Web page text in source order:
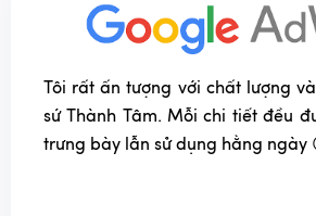
Tôi rất ấn tượng với chất lượng
sứ Thành Tâm. Mỗi chi tiết đều
trưng bày lẫn sử dụng hằng ngày